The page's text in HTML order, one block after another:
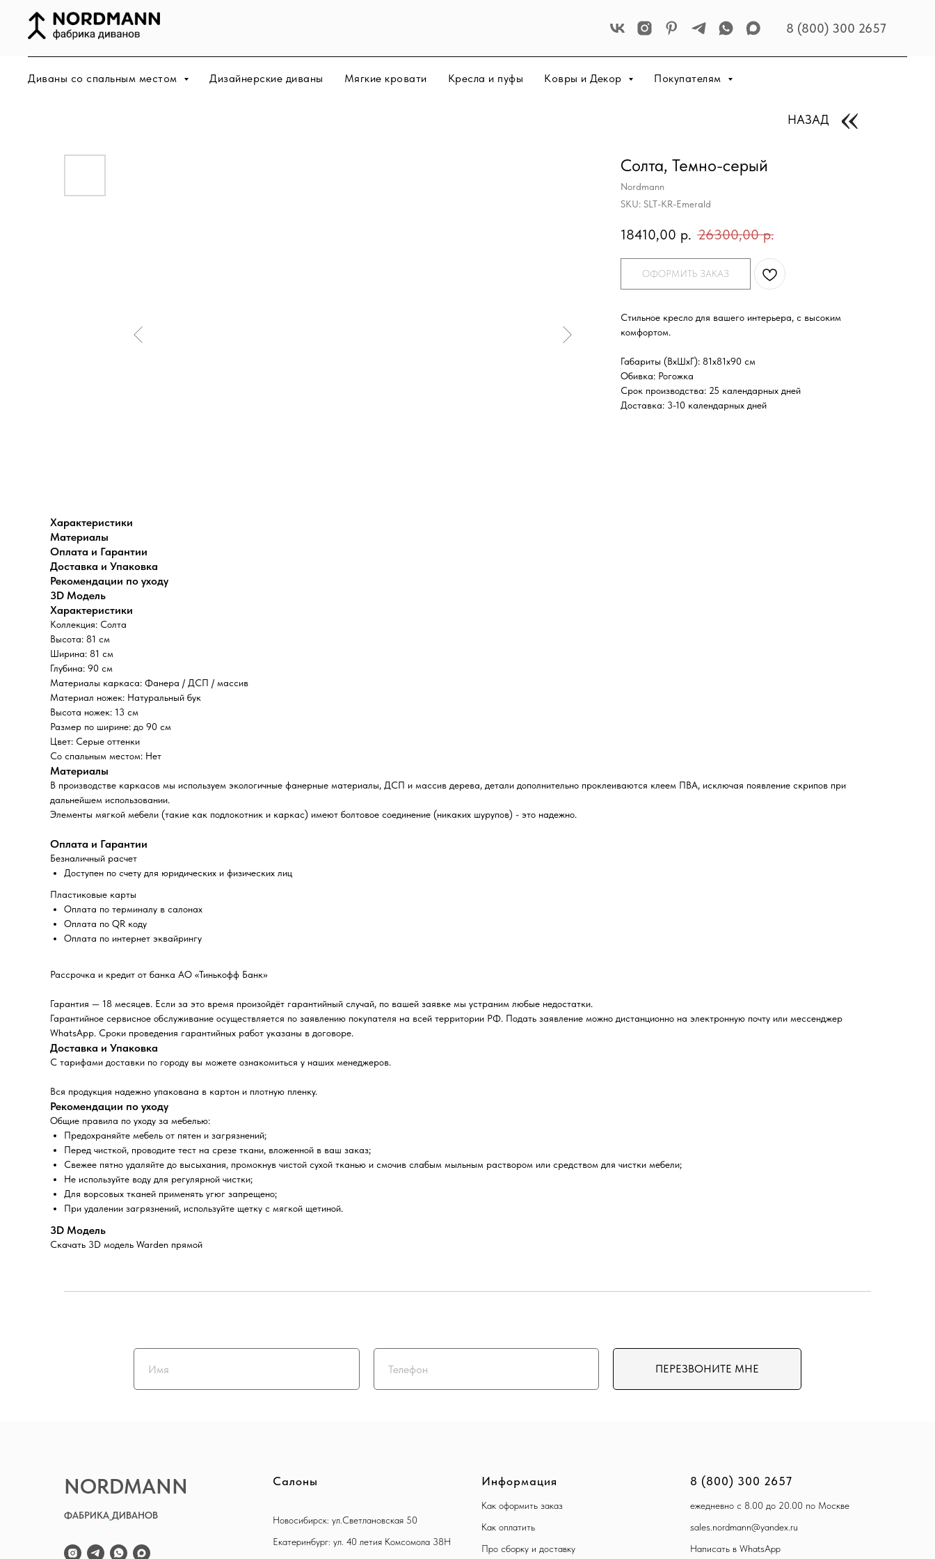
8 (800) 300 2657
Диваны со спальным местом Дизайнерские диваны Мягкие кровати Кресла и пуфы Ковры и Декор Покупателям
НАЗАД
Солта, Темно-серый
Nordmann
SKU: SLT-KR-Emerald
18410,00 р. 26300,00 р.
ОФОРМИТЬ ЗАКАЗ
Стильное кресло для вашего интерьера, с высоким
комфортом.
Габариты (ВхШхГ): 81х81х90 см
Обивка: Рогожка
Срок производства: 25 календарных дней
Доставка: 3-10 календарных дней
Характеристики
Материалы
Оплата и Гарантии
Доставка и Упаковка
Рекомендации по уходу
3D Модель
Характеристики
Коллекция: Солта
Высота: 81 см
Ширина: 81 см
Глубина: 90 см
Материалы каркаса: Фанера / ДСП / массив
Материал ножек: Натуральный бук
Высота ножек: 13 см
Размер по ширине: до 90 см
Цвет: Серые оттенки
Со спальным местом: Нет
Материалы
В производстве каркасов мы используем экологичные фанерные материалы, ДСП и массив дерева, детали дополнительно проклеиваются клеем ПВА, исключая появление скрипов при
дальнейшем использовании.
Элементы мягкой мебели (такие как подлокотник и каркас) имеют болтовое соединение (никаких шурупов) - это надежно.
Оплата и Гарантии
Безналичный расчет
Доступен по счету для юридических и физических лиц
Пластиковые карты
Оплата по терминалу в салонах
Оплата по QR коду
Оплата по интернет эквайрингу
Рассрочка и кредит от банка АО «Тинькофф Банк»
Гарантия — 18 месяцев. Если за это время произойдёт гарантийный случай, по вашей заявке мы устраним любые недостатки.
Гарантийное сервисное обслуживание осуществляется по заявлению покупателя на всей территории РФ. Подать заявление можно дистанционно на электронную почту или мессенджер
WhatsApp. Сроки проведения гарантийных работ указаны в договоре.
Доставка и Упаковка
С тарифами доставки по городу вы можете ознакомиться у наших менеджеров.
Вся продукция надежно упакована в картон и плотную пленку.
Рекомендации по уходу
Общие правила по уходу за мебелью:
Предохраняйте мебель от пятен и загрязнений;
Перед чисткой, проводите тест на срезе ткани, вложенной в ваш заказ;
Свежее пятно удаляйте до высыхания, промокнув чистой сухой тканью и смочив слабым мыльным раствором или средством для чистки мебели;
Не используйте воду для регулярной чистки;
Для ворсовых тканей применять угюг запрещено;
При удалении загрязнений, используйте щетку с мягкой щетиной.
3D Модель
Скачать 3D модель Warden прямой
ПЕРЕЗВОНИТЕ МНЕ
NORDMANN
ФАБРИКА ДИВАНОВ
Салоны
Новосибирск: ул.Светлановская 50
Екатеринбург: ул. 40 летия Комсомола 38Н
Информация
Как оформить заказ
Как оплатить
Про сборку и доставку
8 (800) 300 2657
ежедневно с 8.00 до 20.00 по Москве
sales.nordmann@yandex.ru
Написать в WhatsApp